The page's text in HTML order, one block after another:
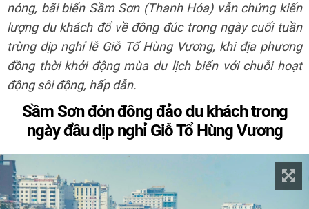
nóng, bãi biển Sầm Sơn (Thanh Hóa) vẫn chứng kiến
lượng du khách đổ về đông đúc trong ngày cuối tuần
trùng dịp nghỉ lễ Giỗ Tổ Hùng Vương, khi địa phương
đồng thời khởi động mùa du lịch biển với chuỗi hoạt
động sôi động, hấp dẫn.
Sầm Sơn đón đông đảo du khách trong
ngày đầu dịp nghỉ Giỗ Tổ Hùng Vương